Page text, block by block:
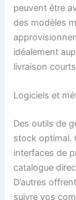
peuvent être
des modèles
idéalement
livraison
Logiciels et
Des outils de
stock optimal.
interfaces de
catalogue
D’autres
suivre vos